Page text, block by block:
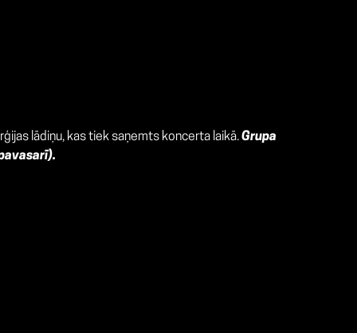
lādiņu, kas tiek saņemts koncerta laikā.Grupa